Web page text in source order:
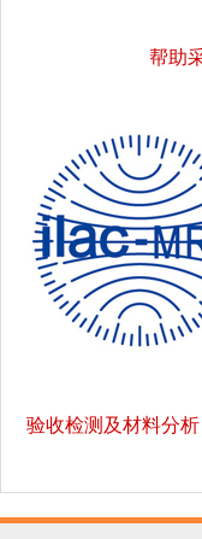
帮助
验收检测及材料分